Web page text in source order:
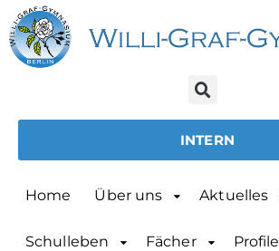
INTERN
Home Über uns Aktuelles
Schulleben Fächer Profile